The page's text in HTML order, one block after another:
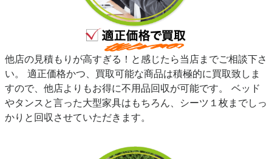
他店の見積もりが高すぎる！と感じたら当店までご相談下さ
い。 適正価格かつ、買取可能な商品は積極的に買取致しま
すので、他店よりもお得に不用品回収が可能です。 ベッド
やタンスと言った大型家具はもちろん、シーツ１枚までしっ
かりと回収させていただきます。